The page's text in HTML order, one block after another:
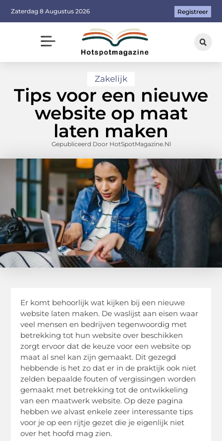
Zaterdag 8 Augustus 2026 Registreer
Zakelijk
Tips voor een nieuwe
website op maat
laten maken
Gepubliceerd Door HotSpotMagazine.nl
Er komt behoorlijk wat kijken bij een nieuwe
website laten maken. De waslijst aan eisen waar
veel mensen en bedrijven tegenwoordig met
betrekking tot hun website over beschikken
zorgt ervoor dat de keuze voor een website op
maat al snel kan zijn gemaakt. Dit gezegd
hebbende is het zo dat er in de praktijk ook niet
zelden bepaalde fouten of vergissingen worden
gemaakt met betrekking tot de ontwikkeling
van een maatwerk website. Op deze pagina
hebben we alvast enkele zeer interessante tips
voor je op een rijtje gezet die je eigenlijk niet
over het hoofd mag zien.